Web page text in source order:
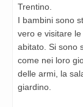
Trentino.
I bambini sono
vero e visitare
abitato. Si sono
come nei loro
delle armi, la
giardino.